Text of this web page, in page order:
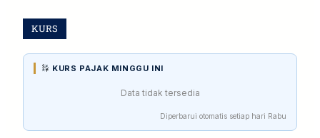
KURS
KURS PAJAK MINGGU INI
Data tidak tersedia
Diperbarui otomatis setiap hari Rabu